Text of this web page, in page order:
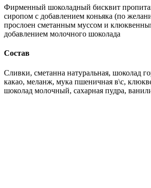
Фирменный шоколадный бисквит
сиропом с добавлением коньяка (по
прослоен сметанным муссом и
добавлением молочного шоколада
Состав
Сливки, сметанна натуральная, шоколад
какао, меланж, мука пшеничная в\с,
шоколад молочный, сахарная пудра,